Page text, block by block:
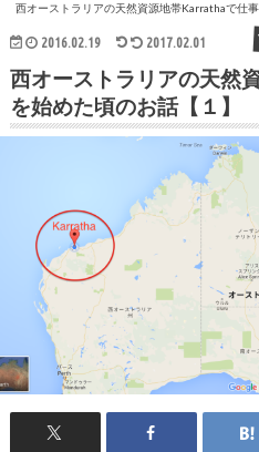
西オーストラリアの天然資源地帯Karrathaで仕事
2016.02.19 2017.02.01
西オーストラリアの天然
を始めた頃のお話【１】